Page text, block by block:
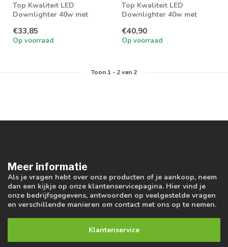
Top Kwaliteit LED
Downlighter 40w met
LED Driver
€33,85
Op voorraad
Top Kwaliteit LED
Downlighter 40w met
LED Driver
€40,90
Op voorraad
Toon 1- 2van 2
Meer informatie
Als je vragen hebt over onze producten of je aankoop, neem
dan een kijkje op onze klantenservicepagina. Hier vind je
onze bedrijfsgegevens, antwoorden op veelgestelde vragen
en verschillende manieren om contact met ons op te nemen.
Klantenservice